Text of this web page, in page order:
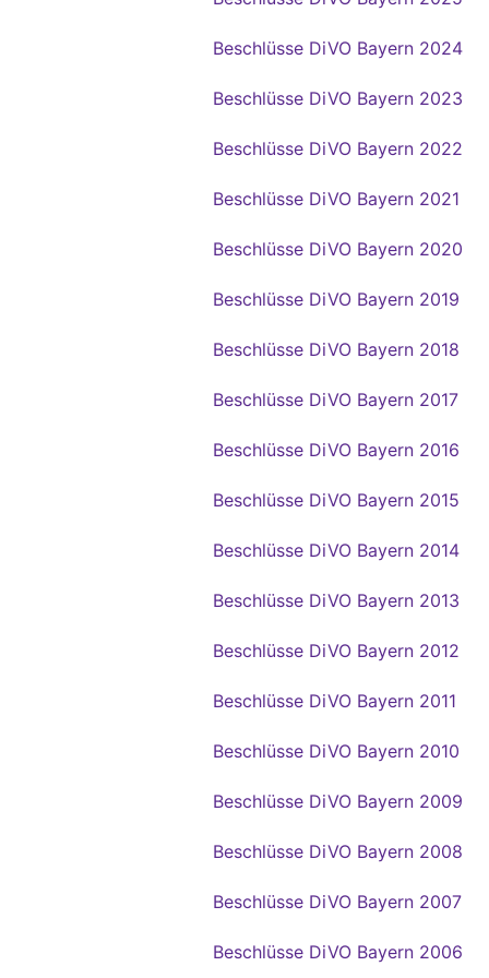
Beschlüsse DiVO Bayern 2024
Beschlüsse DiVO Bayern 2023
Beschlüsse DiVO Bayern 2022
Beschlüsse DiVO Bayern 2021
Beschlüsse DiVO Bayern 2020
Beschlüsse DiVO Bayern 2019
Beschlüsse DiVO Bayern 2018
Beschlüsse DiVO Bayern 2017
Beschlüsse DiVO Bayern 2016
Beschlüsse DiVO Bayern 2015
Beschlüsse DiVO Bayern 2014
Beschlüsse DiVO Bayern 2013
Beschlüsse DiVO Bayern 2012
Beschlüsse DiVO Bayern 2011
Beschlüsse DiVO Bayern 2010
Beschlüsse DiVO Bayern 2009
Beschlüsse DiVO Bayern 2008
Beschlüsse DiVO Bayern 2007
Beschlüsse DiVO Bayern 2006